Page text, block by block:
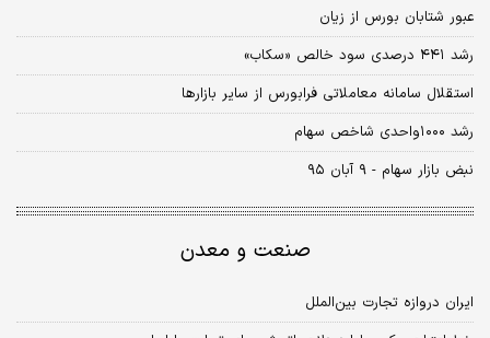
عبور شتابان بورس از زیان
رشد ۴۴۱ درصدی سود خالص «سکاب»
استقلال سامانه معاملاتی فرابورس از سایر بازارها
رشد ۱۰۰۰واحدی شاخص سهام
نبض بازار سهام - ۹ آبان ۹۵
صنعت و معدن
ایران دروازه تجارت بین‌الملل